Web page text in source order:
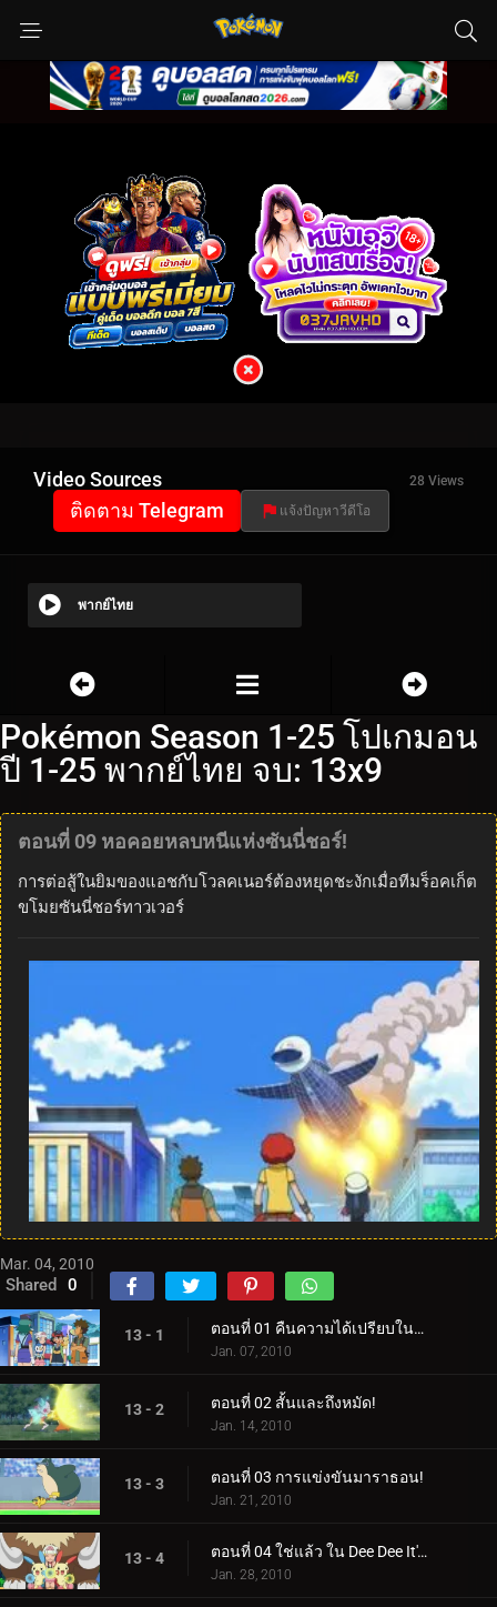
Video Sources 28 Views
ติดตาม Telegram แจ้งปัญหาวีดีโอ
พากย์ไทย
Pokémon Season 1-25 โปเกมอน
ปี 1-25 พากย์ไทย จบ: 13x9
ตอนที่ 09 หอคอยหลบหนีแห่งซันนี่ชอร์!
การต่อสู้ในยิมของแอชกับโวลคเนอร์ต้องหยุดชะงักเมื่อทีมร็อคเก็ต
ขโมยซันนี่ชอร์ทาวเวอร์
Mar. 04, 2010
Shared 0
13 - 1 ตอนที่ 01 คืนความได้เปรียบในบ้าน!
Jan. 07, 2010
13 - 2 ตอนที่ 02 สั้นและถึงหมัด!
Jan. 14, 2010
13 - 3 ตอนที่ 03 การแข่งขันมาราธอน!
Jan. 21, 2010
13 - 4 ตอนที่ 04 ใช่แล้ว ใน Dee Dee It's Dawn!
Jan. 28, 2010